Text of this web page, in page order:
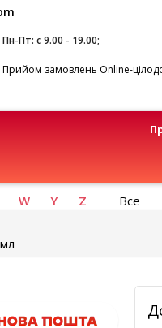
Пн-Пт: с 9.00 - 19.00;
Прийом замовлень Online-
W Y Z
Все